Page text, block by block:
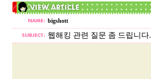
bigshott
웹해킹 관련 질문 좀 드립니다.